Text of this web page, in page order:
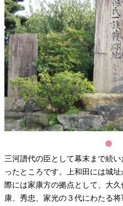
三河譜代の臣として幕末まで続
ったところです。上和田には城
際には家康方の拠点として、大
康、秀忠、家光の３代にわたる